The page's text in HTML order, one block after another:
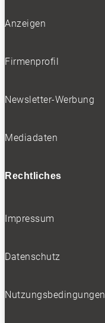
Anzeigen
Firmenprofil
Newsletter-Werbung
Mediadaten
Rechtliches
Impressum
Datenschutz
Nutzungsbedingungen